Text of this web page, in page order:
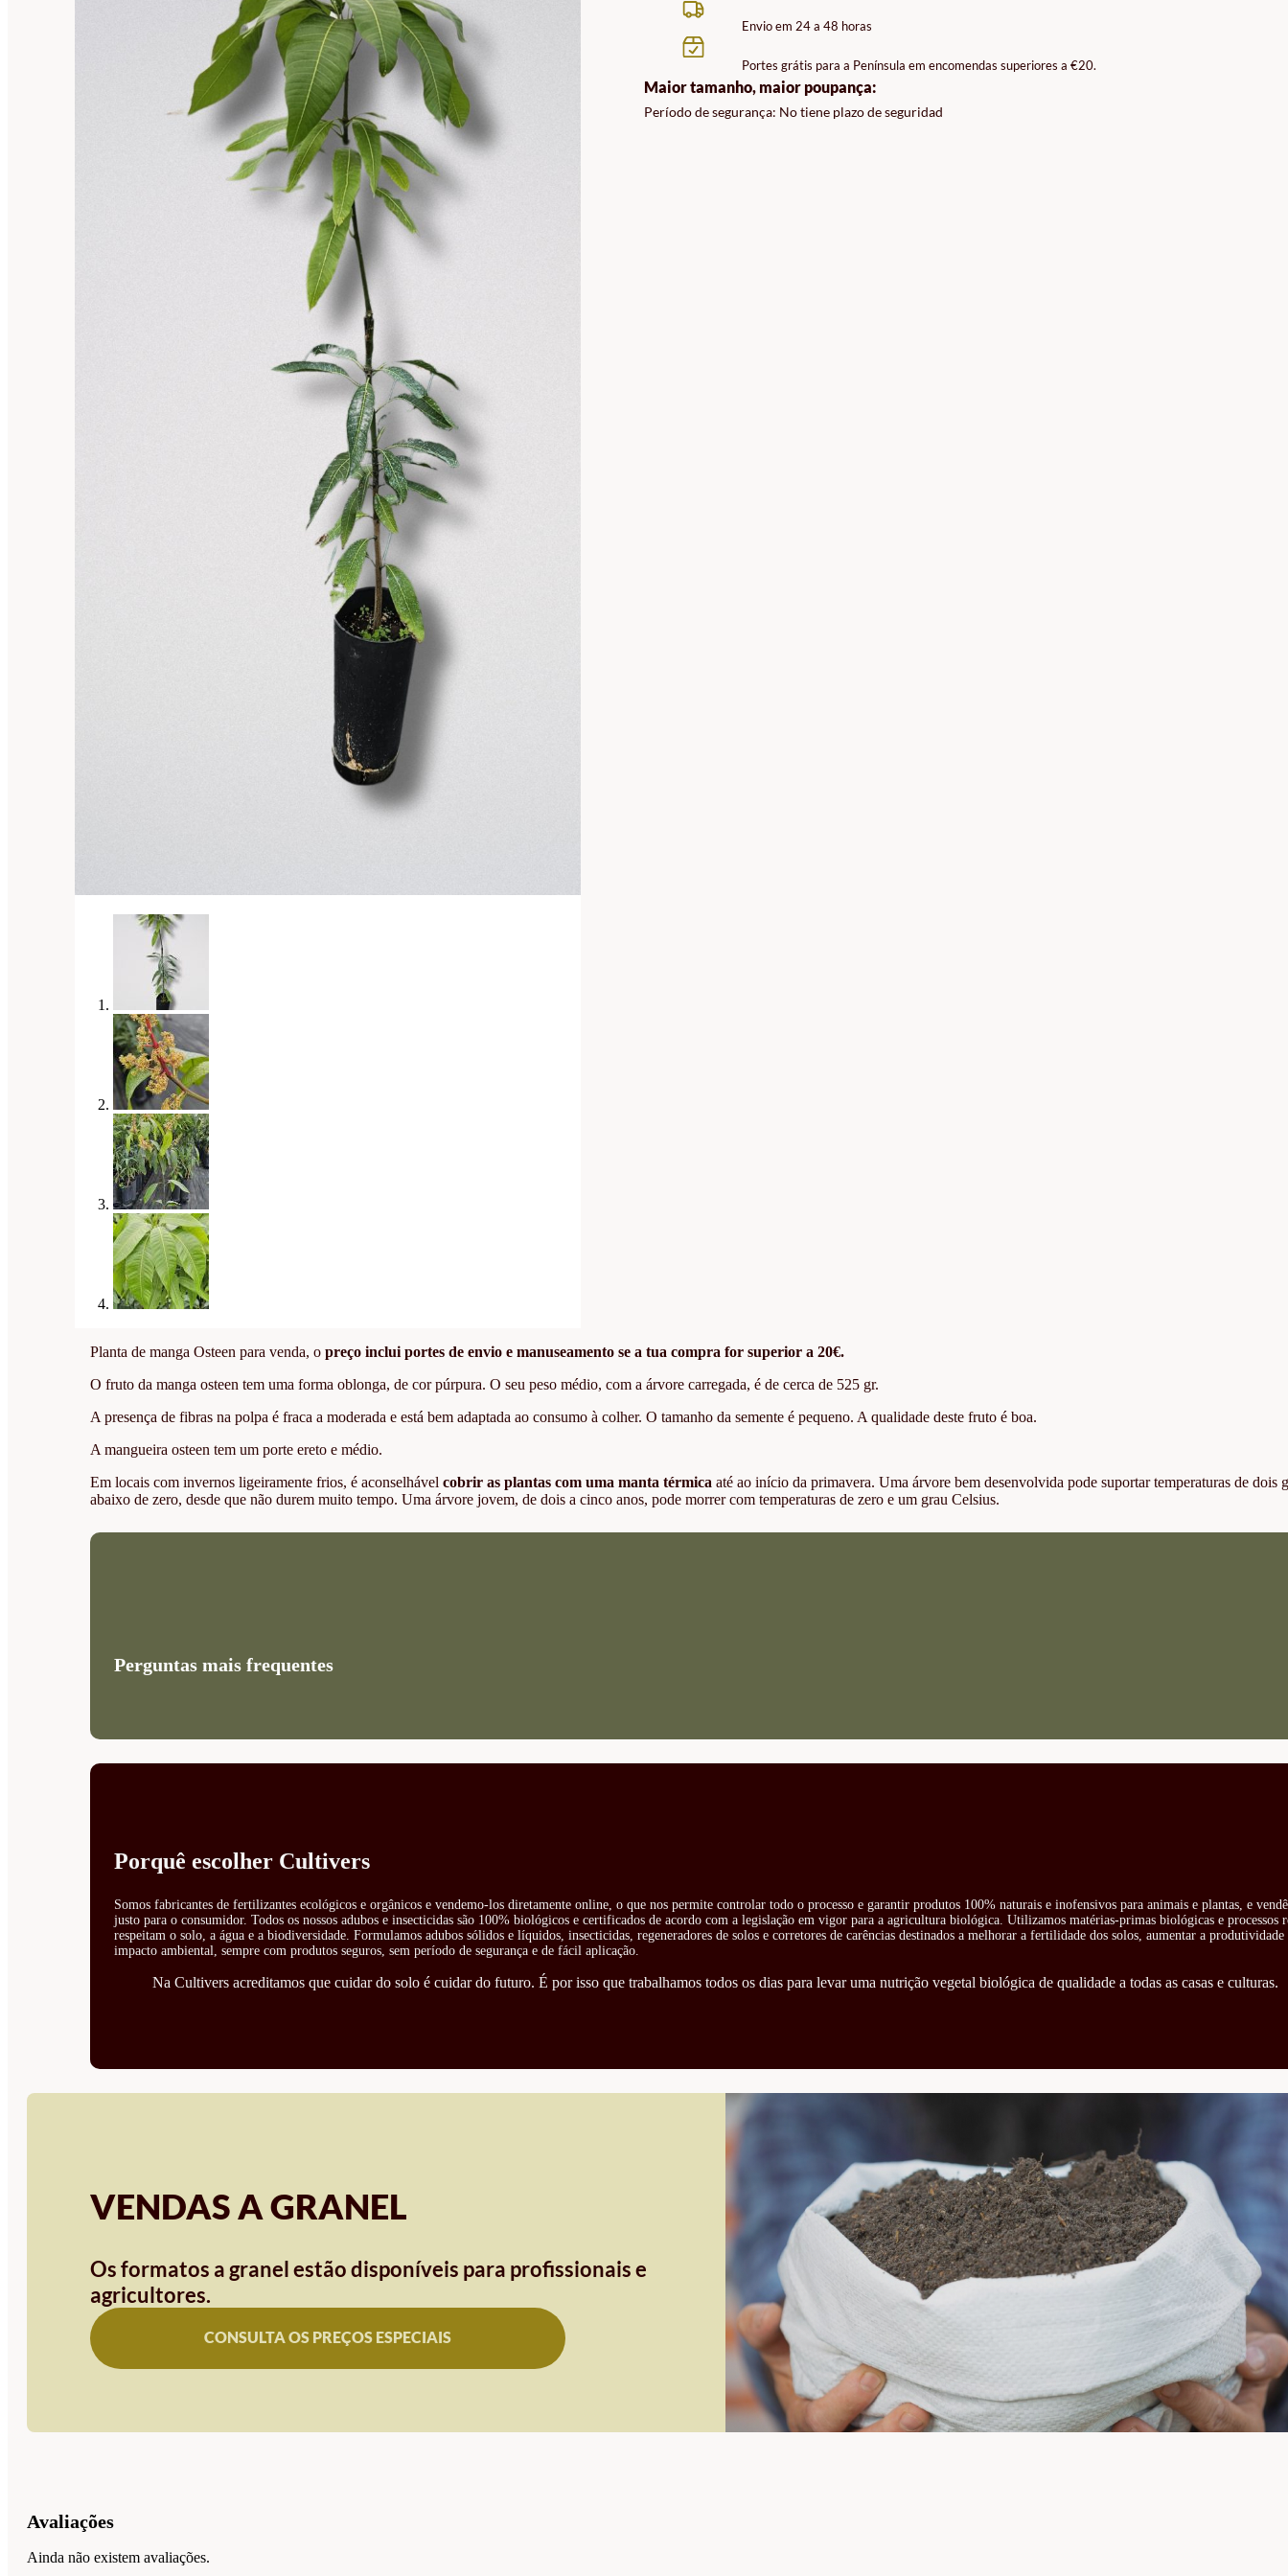
Envio em 24 a 48 horas
Portes grátis para a Península em encomendas superiores a €20.
Maior tamanho, maior poupança:
Período de segurança: No tiene plazo de seguridad
Planta de manga Osteen para venda, o preço inclui portes de envio e manuseamento se a tua compra for superior a 20€.
O fruto da manga osteen tem uma forma oblonga, de cor púrpura. O seu peso médio, com a árvore carregada, é de cerca de 525 gr.
A presença de fibras na polpa é fraca a moderada e está bem adaptada ao consumo à colher. O tamanho da semente é pequeno. A qualidade deste fruto é boa.
A mangueira osteen tem um porte ereto e médio.
Em locais com invernos ligeiramente frios, é aconselhável cobrir as plantas com uma manta térmica até ao início da primavera. Uma árvore bem desenvolvida pode suportar temperaturas de dois
abaixo de zero, desde que não durem muito tempo. Uma árvore jovem, de dois a cinco anos, pode morrer com temperaturas de zero e um grau Celsius.
Perguntas mais frequentes
Porquê escolher Cultivers
Somos fabricantes de fertilizantes ecológicos e orgânicos e vendemo-los diretamente online, o que nos permite controlar todo o processo e garantir produtos 100% naturais e inofensivos para animais e plantas, e
justo para o consumidor. Todos os nossos adubos e insecticidas são 100% biológicos e certificados de acordo com a legislação em vigor para a agricultura biológica. Utilizamos matérias-primas biológicas e processos
respeitam o solo, a água e a biodiversidade. Formulamos adubos sólidos e líquidos, insecticidas, regeneradores de solos e corretores de carências destinados a melhorar a fertilidade dos solos, aumentar a
impacto ambiental, sempre com produtos seguros, sem período de segurança e de fácil aplicação.
Na Cultivers acreditamos que cuidar do solo é cuidar do futuro. É por isso que trabalhamos todos os dias para levar uma nutrição vegetal biológica de qualidade a todas as casas e culturas.
VENDAS A GRANEL
Os formatos a granel estão disponíveis para profissionais e
agricultores.
CONSULTA OS PREÇOS ESPECIAIS
Avaliações
Ainda não existem avaliações.